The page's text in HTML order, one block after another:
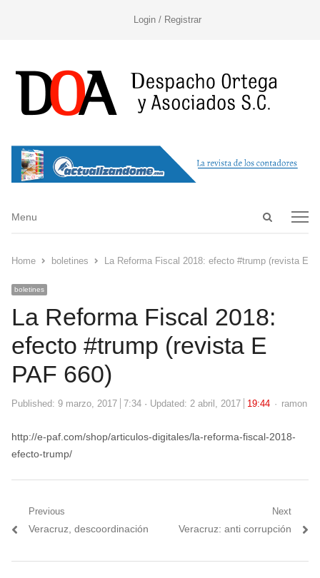
Login / Registrar
Open
Menu
Menu
Home boletines La Reforma Fiscal 2018: efecto #trump (revista E
boletines
La Reforma Fiscal 2018:
efecto #trump (revista E
PAF 660)
Published: 9 marzo, 2017 7:34 Updated: 2 abril, 2017 19:44 Author
ramon
http://e-paf.com/shop/articulos-digitales/la-reforma-fiscal-2018-
efecto-trump/
Navegación
de
entradas
Previous
Previous
Veracruz, descoordinación
Next
Next
Veracruz: anti corrupción